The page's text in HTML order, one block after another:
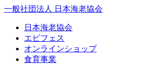
一般社団法人 日本海老協会
日本海老協会
エビフェス
オンラインショップ
食育事業